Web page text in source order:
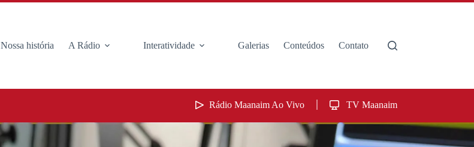
Nossa história A Rádio Interatividade Galerias Conteúdos Contato
Rádio Maanaim Ao Vivo TV Maanaim